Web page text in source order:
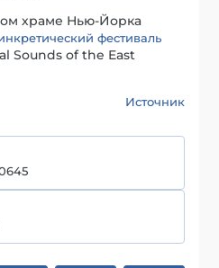
храме Нью-Йорка
фестиваль
Sounds of the East
Источник